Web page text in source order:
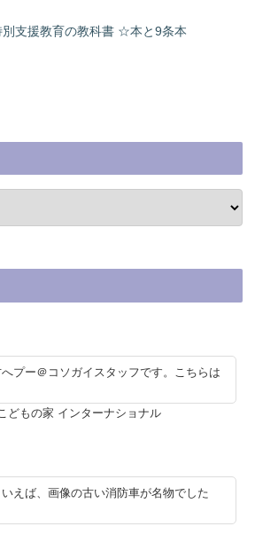
別支援教育の教科書 ☆本と9条本
プー＠コソガイスタッフです。こちらは
どもの家 インターナショナル
えば、画像の古い消防車が名物でした